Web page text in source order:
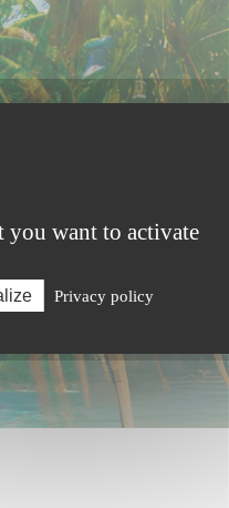
you want to activate
Privacy policy